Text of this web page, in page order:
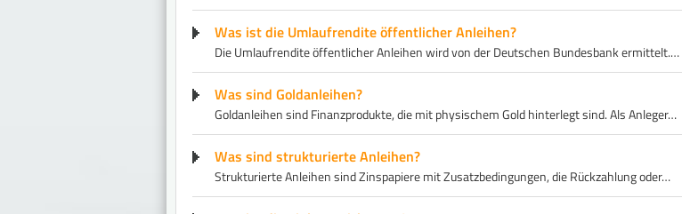
Was ist die Umlaufrendite öffentlicher Anleihen?
Die Umlaufrendite öffentlicher Anleihen wird von der Deutschen Bundesbank ermittelt.…
Was sind Goldanleihen?
Goldanleihen sind Finanzprodukte, die mit physischem Gold hinterlegt sind. Als Anleger…
Was sind strukturierte Anleihen?
Strukturierte Anleihen sind Zinspapiere mit Zusatzbedingungen, die Rückzahlung oder…